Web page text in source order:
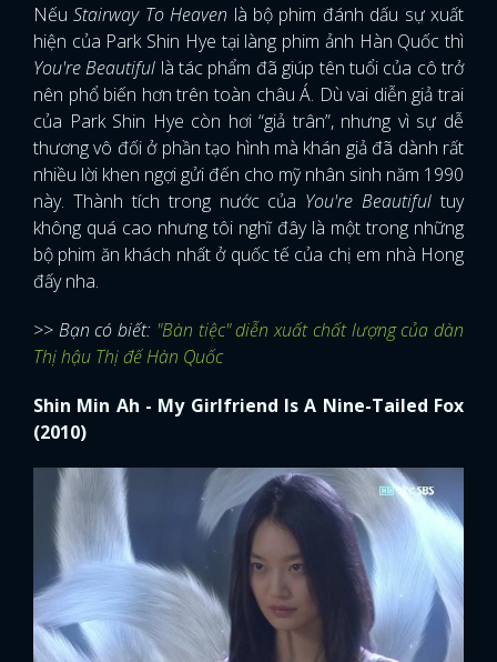
NếuStairway To Heaven là bộ phim đánh dấu sự xuất
hiện của Park Shin Hye tại làng phim ảnh Hàn Quốc thì
You're Beautiful là tác phẩm đã giúp tên tuổi của cô trở
nên phổ biến hơn trên toàn châu Á. Dù vai diễn giả trai
của Park Shin Hye còn hơi “giả trân”, nhưng vì sự dễ
thương vô đối ở phần tạo hình mà khán giả đã dành rất
nhiều lời khen ngợi gửi đến cho mỹ nhân sinh năm 1990
này. Thành tích trong nước của You're Beautiful tuy
không quá cao nhưng tôi nghĩ đây là một trong những
bộ phim ăn khách nhất ở quốc tế của chị em nhà Hong
đấy nha.
>> Bạn có biết: "Bàn tiệc" diễn xuất chất lượng của dàn
Thị hậu Thị đế Hàn Quốc
Shin Min Ah - My Girlfriend Is A Nine-Tailed Fox
(2010)